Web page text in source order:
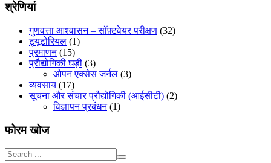
श्रेणियां
गुणवत्ता आश्वासन – सॉफ़्टवेयर परीक्षण (32)
ट्यूटोरियल (1)
प्रमाणन(15)
प्रौद्योगिकी घड़ी (3)
ओपन एक्सेस जर्नल (3)
व्यवसाय (17)
सूचना और संचार प्रौद्योगिकी (आईसीटी) (2)
विज्ञापन प्रबंधन(1)
फोरम खोज